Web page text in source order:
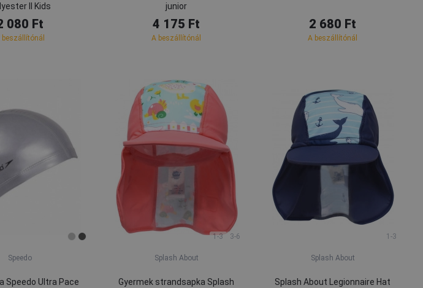
II Kids
080 Ft
beszállítónál
junior
4 175 Ft
A beszállítónál
2 680 Ft
A beszállítónál
Speedo
Speedo Ultra Pace
1-3 3-6
Splash About
Gyermek strandsapka Splash
1-3
Splash About
Splash About Legionnaire Hat